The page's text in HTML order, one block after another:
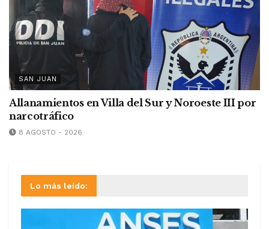
SAN JUAN
Allanamientos en Villa del Sur y Noroeste III por
narcotráfico
8 AGOSTO - 2026
Lo más leído: